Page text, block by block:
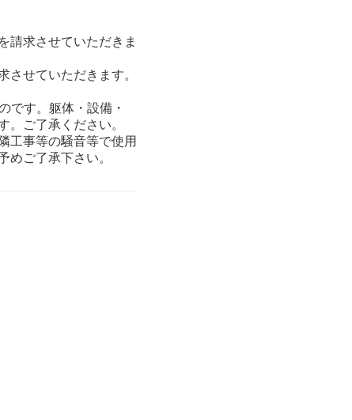
請求させていただきま
させていただきます。
です。躯体・設備・
。ご了承ください。
工事等の騒音等で使用
めご了承下さい。